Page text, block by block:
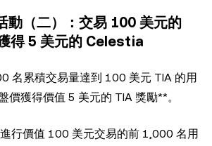
動（二）：交易 100 美元的
得 5 美元的 Celestia
名累積交易量達到 100 美元 TIA 的用
價獲得價值 5 美元的 TIA 獎勵**。
行價值 100 美元交易的前 1,000 名用